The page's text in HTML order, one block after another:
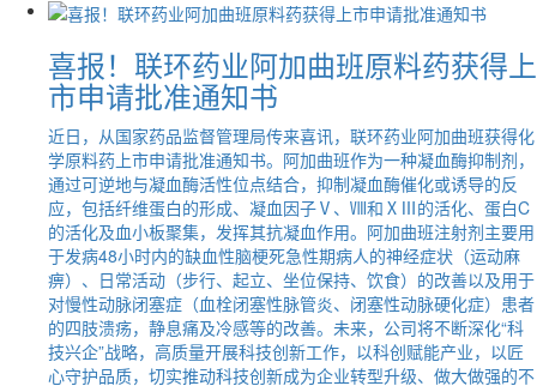
喜报！联环药业阿加曲班原料药获得上
市申请批准通知书
近日，从国家药品监督管理局传来喜讯，联环药业阿加曲班获得化
学原料药上市申请批准通知书。阿加曲班作为一种凝血酶抑制剂，
通过可逆地与凝血酶活性位点结合，抑制凝血酶催化或诱导的反
应，包括纤维蛋白的形成、凝血因子Ⅴ、Ⅷ和ⅩⅢ的活化、蛋白C
的活化及血小板聚集，发挥其抗凝血作用。阿加曲班注射剂主要用
于发病48小时内的缺血性脑梗死急性期病人的神经症状（运动麻
痹）、日常活动（步行、起立、坐位保持、饮食）的改善以及用于
对慢性动脉闭塞症（血栓闭塞性脉管炎、闭塞性动脉硬化症）患者
的四肢溃疡，静息痛及冷感等的改善。未来，公司将不断深化“科
技兴企”战略，高质量开展科技创新工作，以科创赋能产业，以匠
心守护品质，切实推动科技创新成为企业转型升级、做大做强的不